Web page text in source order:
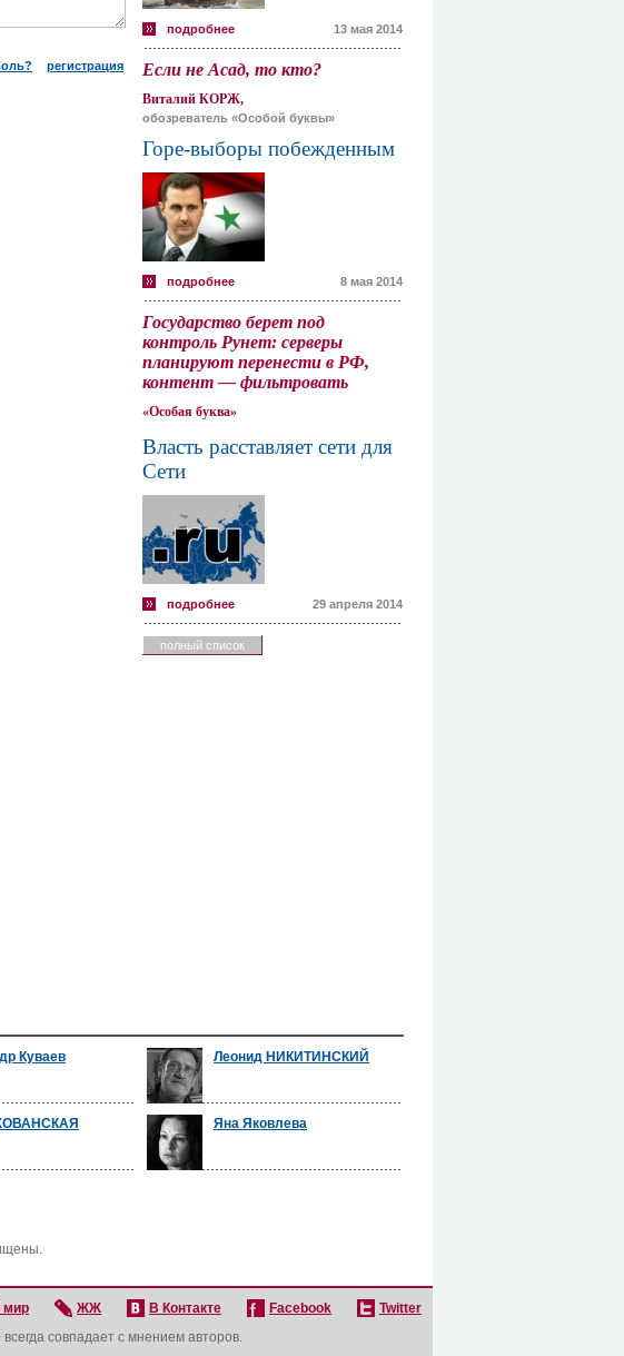
регистрация
подробнее 13 мая 2014
Если не Асад, то кто?
Виталий КОРЖ,
обозреватель «Особой буквы»
Горе-выборы побежденным
подробнее 8 мая 2014
Государство берет под
контроль Рунет: серверы
планируют перенести в РФ,
контент — фильтровать
«Особая буква»
Власть расставляет сети для
Сети
подробнее 29 апреля 2014
полный список
Куваев Леонид НИКИТИНСКИЙ
Яна Яковлева
мир ЖЖ В Контакте Facebook
Twitter
совпадает с мнением авторов.